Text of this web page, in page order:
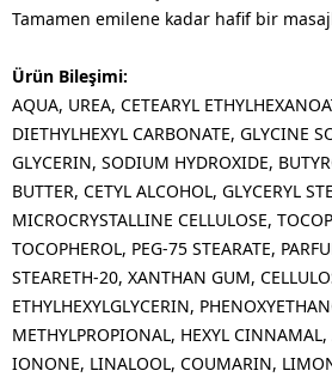
​Tamamen emilene kadar hafif bir
Ürün Bileşimi:
AQUA, UREA, CETEARYL
DIETHYLHEXYL CARBONATE, GLYCINE
GLYCERIN, SODIUM HYDROXIDE,
BUTTER, CETYL ALCOHOL, GLYCERYL
MICROCRYSTALLINE CELLULOSE,
TOCOPHEROL, PEG-75 STEARATE,
STEARETH-20, XANTHAN GUM,
ETHYLHEXYLGLYCERIN,
METHYLPROPIONAL, HEXYL
IONONE, LINALOOL, COUMARIN,